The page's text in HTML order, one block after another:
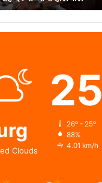
Clouds
25
26º - 25º
88%
4.01 km/h